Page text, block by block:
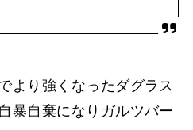
より強くなったダグラス
暴自棄になりガルツバー